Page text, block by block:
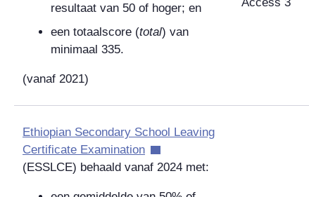
resultaat van 50 of hoger; en
een totaalscore (total) van
minimaal 335.
(vanaf 2021)
Ethiopian Secondary School Leaving
Certificate Examination
(ESSLCE) behaald vanaf 2024 met: